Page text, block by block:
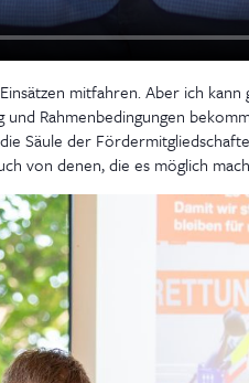
mitfahren. Aber ich
Rahmenbedingungen
Säule der
von denen, die es möglich